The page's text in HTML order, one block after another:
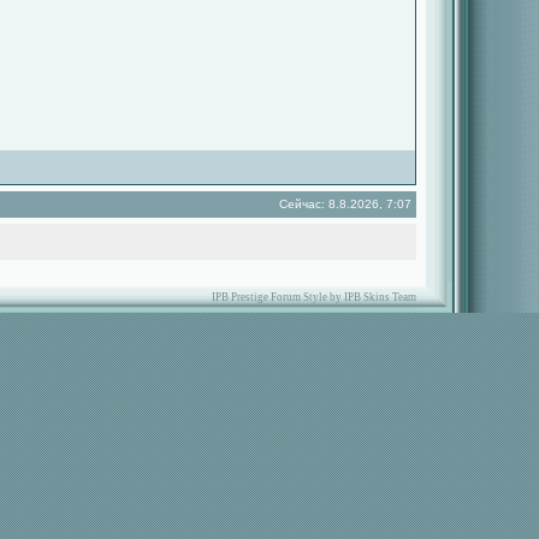
Сейчас: 8.8.2026, 7:07
IPB Prestige Forum Style by IPB Skins Team